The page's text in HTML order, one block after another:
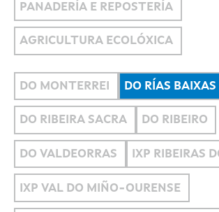
PANADERÍA E REPOSTERÍA
AGRICULTURA ECOLÓXICA
DO MONTERREI DO RÍAS BAIXAS
DO RIBEIRA SACRA DO RIBEIRO
DO VALDEORRAS IXP RIBEIRAS
IXP VAL DO MIÑO-OURENSE